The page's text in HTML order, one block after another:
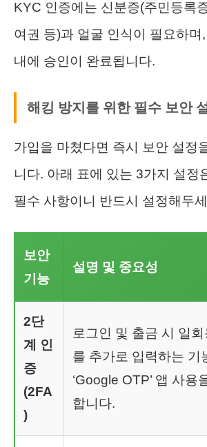
KYC 인증에는 신분증(주민등록
여권 등)과 얼굴 인식이 필요하며
내에 승인이 완료됩니다.
해킹 방지를 위한 필수 보안
가입을 마쳤다면 즉시 보안 설정
니다. 아래 표에 있는 3가지 설정
필수 사항이니 반드시 설정해두
보안
기능
설명 및 중요성
2단
계 인
증
(2FA
)
로그인 및 출금 시 일
를 추가로 입력하는 기
‘Google OTP’ 앱 사용
합니다.